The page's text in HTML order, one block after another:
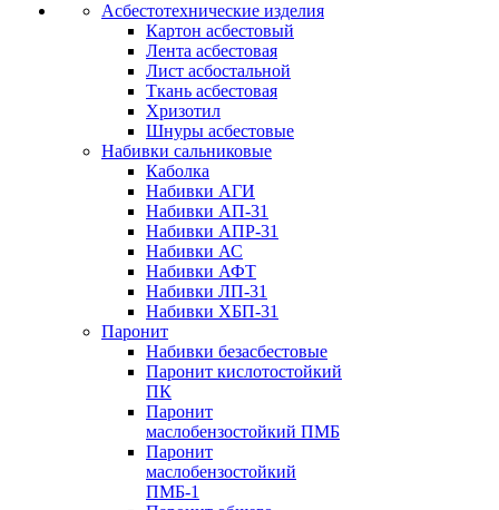
Асбестотехнические изделия
Картон асбестовый
Лента асбестовая
Лист асбостальной
Ткань асбестовая
Хризотил
Шнуры асбестовые
Набивки сальниковые
Каболка
Набивки АГИ
Набивки АП-31
Набивки АПР-31
Набивки АС
Набивки АФТ
Набивки ЛП-31
Набивки ХБП-31
Паронит
Набивки безасбестовые
Паронит кислотостойкий
ПК
Паронит
маслобензостойкий ПМБ
Паронит
маслобензостойкий
ПМБ-1